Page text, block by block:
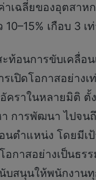
าเฉลี่ยของอุตสาห
เกือบ 3 เ
ท้อนการขับเคลื่อน
เปิดโอกาสอย่างเ
คราในหลายมิติ ตั้
การพัฒนา ไปจน
นตำแหน่ง โดยมีเ
อกาสอย่างเป็นธร
บสนุนให้พนักงาน